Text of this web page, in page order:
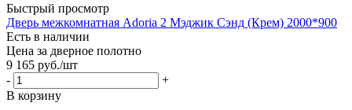
Быстрый просмотр
Дверь межкомнатная Adoria 2 Мэджик Сэнд (Крем) 2000*900
Есть в наличии
Цена за дверное полотно
9 165 руб./шт
-
+
В корзину